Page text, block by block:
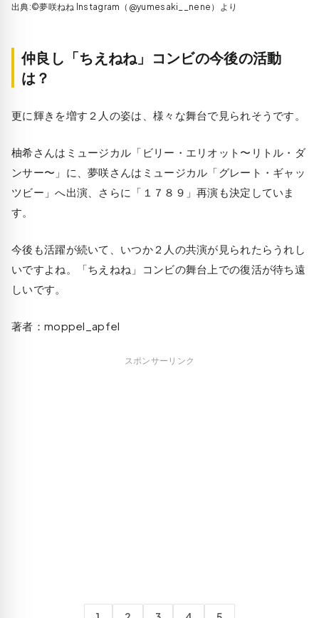
出典:©夢咲ねね Instagram（@yumesaki__nene）より
仲良し「ちえねね」コンビの今後の活動
は？
更に輝きを増す２人の姿は、様々な舞台で見られそうです。
柚希さんはミュージカル「ビリー・エリオット〜リトル・ダ
ンサー〜」に、夢咲さんはミュージカル「グレート・ギャッ
ツビー」へ出演、さらに「１７８９」再演も決定していま
す。
今後も活躍が続いて、いつか２人の共演が見られたらうれし
いですよね。「ちえねね」コンビの舞台上での復活が待ち遠
しいです。
著者：moppel_apfel
スポンサーリンク